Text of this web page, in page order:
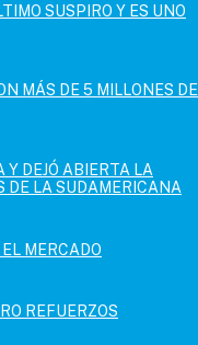
SUSPIRO Y ES UNO
MÁS DE 5 MILLONES DE
Y DEJÓ ABIERTA LA
DE LA SUDAMERICANA
MERCADO
REFUERZOS